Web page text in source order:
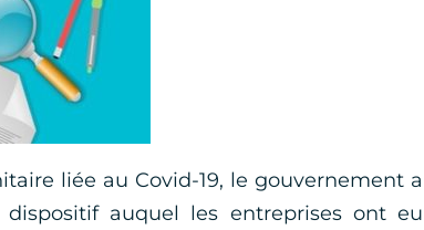
liée au Covid-19, le gouvernement a
auquel les entreprises ont eu